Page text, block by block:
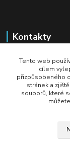
Kontakty
Michal Tranta
+420 777
(Po-Pá, 8-18 hod.)
Tento web
cílem
přizpůsobeného
stránek a
souborů, které